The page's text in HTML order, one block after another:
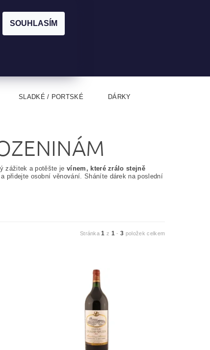
SLADKÉ / PORTSKÉ DÁRKY
zážitek a potěšte jevínem, které zrálo stejně
a přidejte osobní věnování. Sháníte dárek na poslední
Stránka1 z 1 -3 položek celkem
SOUHLASÍM